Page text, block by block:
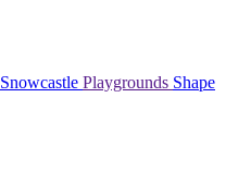
Snowcastle Playgrounds Shape